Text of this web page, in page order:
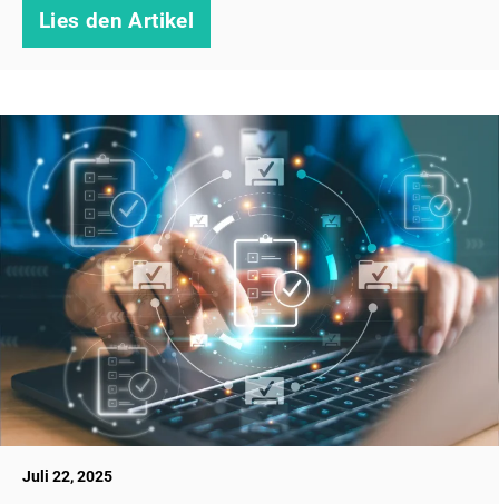
Lies den Artikel
Juli 22, 2025